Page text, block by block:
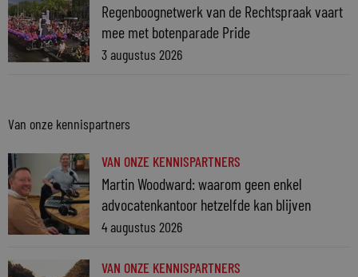
Regenboognetwerk van de Rechtspraak vaart
mee met botenparade Pride
3 augustus 2026
Van onze kennispartners
VAN ONZE KENNISPARTNERS
Martin Woodward: waarom geen enkel
advocatenkantoor hetzelfde kan blijven
4 augustus 2026
VAN ONZE KENNISPARTNERS